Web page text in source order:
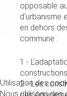
opposable
d'urbanisme
en dehors
commune :
1 -
2 - Les
Utilisation des
Nous utilisons des